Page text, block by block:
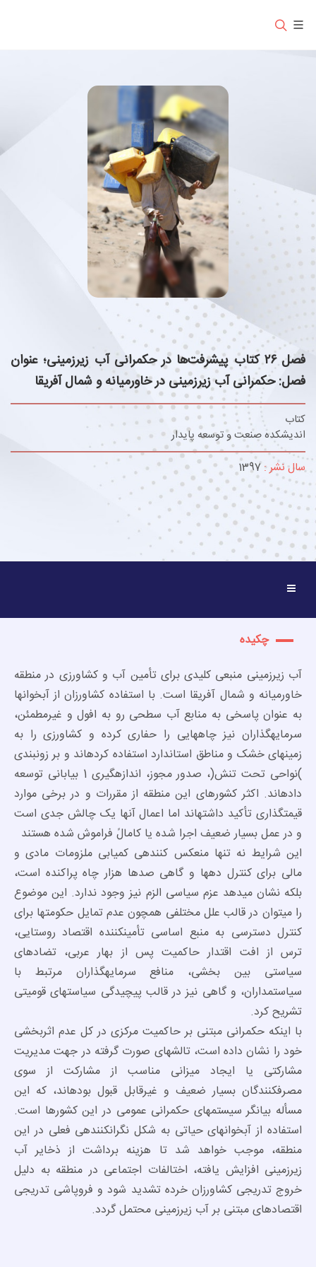
فصل ۲۶ کتاب پیشرفت‌ها در حکمرانی آب زیرزمینی؛ عنوان
فصل: حکمرانی آب زیرزمینی در خاورمیانه و شمال آفریقا
کتاب
اندیشکده صنعت و توسعه پایدار
سال نشر : 1397
چکیده
آب زیرزمینی منبعی کلیدی برای تأمین آب و کشاورزی در منطقه
خاورمیانه و شمال آفریقا است. با استفاده کشاورزان از آبخوانها
به عنوان پاسخی به منابع آب سطحی رو به افول و غیرمطمئن،
سرمایهگذاران نیز چاههایی را حفاری کرده و کشاورزی را به
زمینهای خشک و مناطق استاندارد استفاده کردهاند و بر زونبندی
)نواحی تحت تنش(، صدور مجوز، اندازهگیری 1 بیابانی توسعه
دادهاند. اکثر کشورهای این منطقه از مقررات و در برخی موارد
قیمتگذاری تأکید داشتهاند اما اعمال آنها یک چالش جدی است
و در عمل بسیار ضعیف اجرا شده یا کامالً فراموش شده هستند
این شرایط نه تنها منعکس کنندهی کمیابی ملزومات مادی و
مالی برای کنترل دهها و گاهی صدها هزار چاه پراکنده است،
بلکه نشان میدهد عزم سیاسی الزم نیز وجود ندارد. این موضوع
را میتوان در قالب علل مختلفی همچون عدم تمایل حکومتها برای
کنترل دسترسی به منبع اساسی تأمینکننده اقتصاد روستایی،
ترس از افت اقتدار حاکمیت پس از بهار عربی، تضادهای
سیاستی بین بخشی، منافع سرمایهگذاران مرتبط با
سیاستمداران، و گاهی نیز در قالب پیچیدگی سیاستهای قومیتی
تشریح کرد.
با اینکه حکمرانی مبتنی بر حاکمیت مرکزی در کل عدم اثربخشی
خود را نشان داده است، تالشهای صورت گرفته در جهت مدیریت
مشارکتی یا ایجاد میزانی مناسب از مشارکت از سوی
مصرفکنندگان بسیار ضعیف و غیرقابل قبول بودهاند، که این
مسأله بیانگر سیستمهای حکمرانی عمومی در این کشورها است.
استفاده از آبخوانهای حیاتی به شکل نگرانکنندهی فعلی در این
منطقه، موجب خواهد شد تا هزینه برداشت از ذخایر آب
زیرزمینی افزایش یافته، اختالفات اجتماعی در منطقه به دلیل
خروج تدریجی کشاورزان خرده تشدید شود و فروپاشی تدریجی
اقتصادهای مبتنی بر آب زیرزمینی محتمل گردد.